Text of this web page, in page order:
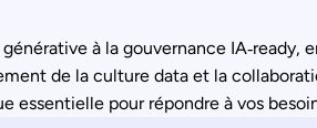
à la gouvernance IA‑ready,
de la culture data et la
essentielle pour répondre à vos